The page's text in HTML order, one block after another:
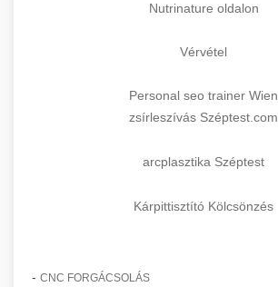
Nutrinature oldalon
Vérvétel
Personal seo trainer Wien
zsírleszívás Széptest.com
arcplasztika Széptest
Kárpittisztító Kölcsönzés
- CNC FORGÁCSOLÁS